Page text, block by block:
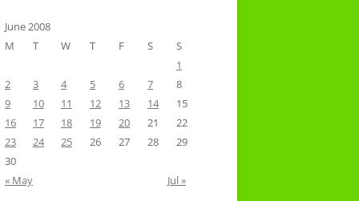
June 2008
M
T W T F S
S
1
2
3 4 5 6 7
8
9
10 11 12 13 14
15
16
17 18 19 20 21
22
23
24 25 26 27 28
29
30
« May
Jul »